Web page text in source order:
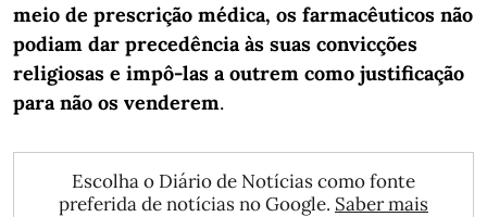
meio de prescrição médica, os farmacêuticos não
podiam dar precedência às suas convicções
religiosas e impô-las a outrem como justificação
para não os venderem.
Escolha o Diário de Notícias como fonte
preferida de notícias no Google. Saber mais